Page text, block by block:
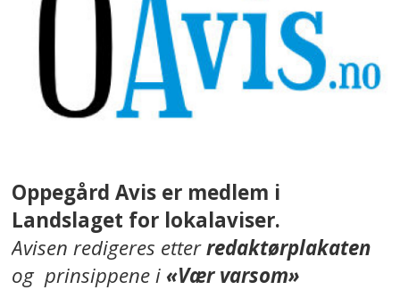
Oppegård Avis er medlem i
Landslaget for lokalaviser.
Avisen redigeres etterredaktørplakaten
og prinsippene i«Vær varsom»